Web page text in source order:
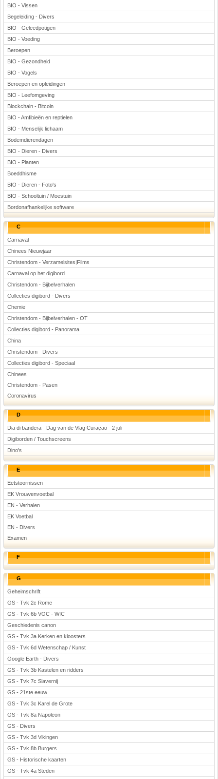
BIO - Vissen
Begeleiding - Divers
BIO - Geleedpotigen
BIO - Voeding
Beroepen
BIO - Gezondheid
BIO - Vogels
Beroepen en opleidingen
BIO - Leefomgeving
Blockchain - Bitcoin
BIO - Amfibieën en reptielen
BIO - Menselijk lichaam
Bodemdierendagen
BIO - Dieren - Divers
BIO - Planten
Boeddhisme
BIO - Dieren - Foto's
BIO - Schooltuin / Moestuin
Bordonafhankelijke software
C
Carnaval
Chinees Nieuwjaar
Christendom - Verzamelsites|Films
Carnaval op het digibord
Christendom - Bijbelverhalen
Collecties digibord - Divers
Chemie
Christendom - Bijbelverhalen - OT
Collecties digibord - Panorama
China
Christendom - Divers
Collecties digibord - Speciaal
Chinees
Christendom - Pasen
Coronavirus
D
Dia di bandera - Dag van de Vlag Curaçao - 2 juli
Digiborden / Touchscreens
Dino's
E
Eetstoornissen
EK Vrouwenvoetbal
EN - Verhalen
EK Voetbal
EN - Divers
Examen
F
G
Geheimschrift
GS - Tvk 2c Rome
GS - Tvk 6b VOC - WIC
Geschiedenis canon
GS - Tvk 3a Kerken en kloosters
GS - Tvk 6d Wetenschap / Kunst
Google Earth - Divers
GS - Tvk 3b Kastelen en ridders
GS - Tvk 7c Slavernij
GS - 21ste eeuw
GS - Tvk 3c Karel de Grote
GS - Tvk 8a Napoleon
GS - Divers
GS - Tvk 3d Vikingen
GS - Tvk 8b Burgers
GS - Historische kaarten
GS - Tvk 4a Steden